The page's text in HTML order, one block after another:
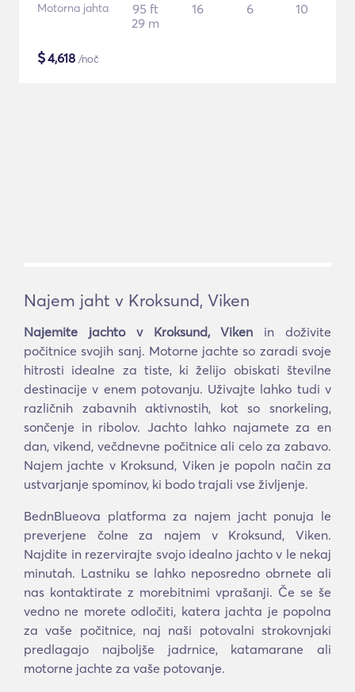
Motorna jahta
95 ft
29 m
16 6 10
$4,618 /noč
Najem jaht v Kroksund, Viken
Najemite jachto v Kroksund, Viken in doživite
počitnice svojih sanj. Motorne jachte so zaradi svoje
hitrosti idealne za tiste, ki želijo obiskati številne
destinacije v enem potovanju. Uživajte lahko tudi v
različnih zabavnih aktivnostih, kot so snorkeling,
sončenje in ribolov. Jachto lahko najamete za en
dan, vikend, večdnevne počitnice ali celo za zabavo.
Najem jachte v Kroksund, Viken je popoln način za
ustvarjanje spominov, ki bodo trajali vse življenje.
BednBlueova platforma za najem jacht ponuja le
preverjene čolne za najem v Kroksund, Viken.
Najdite in rezervirajte svojo idealno jachto v le nekaj
minutah. Lastniku se lahko neposredno obrnete ali
nas kontaktirate z morebitnimi vprašanji. Če se še
vedno ne morete odločiti, katera jachta je popolna
za vaše počitnice, naj naši potovalni strokovnjaki
predlagajo najboljše jadrnice, katamarane ali
motorne jachte za vaše potovanje.